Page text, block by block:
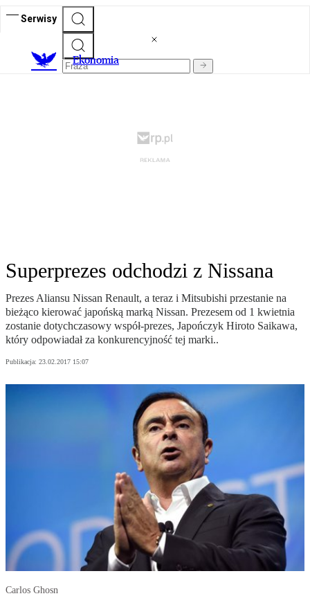
Serwisy
Ekonomia
Superprezes odchodzi z Nissana
Prezes Aliansu Nissan Renault, a teraz i Mitsubishi przestanie na
bieżąco kierować japońską marką Nissan. Prezesem od 1 kwietnia
zostanie dotychczasowy współ-prezes, Japończyk Hiroto Saikawa,
który odpowiadał za konkurencyjność tej marki..
Publikacja: 23.02.2017 15:07
Carlos Ghosn